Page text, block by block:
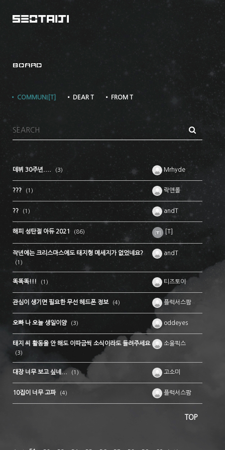
BOARD
• COMMUNI[T] • DEAR T • FROM T
데뷔 30주년.... (3) Mrhyde
??? (1) 락앤롤
?? (1) andT
해피 성탄절 아듀 2021 (86) [T]
작년에는 크리스마스에도 태지형 메세지가 없었네요?
(1)
andT
똑똑똑!!! (1) 티즈토이
관심이 생기면 필요한 무선 헤드폰 정보 (4) 플럭서스팜
오빠 나 오늘 생일이얌 (3) oddeyes
태지 씨 활동을 안 해도 이따금씩 소식이라도 들려주세요
(3)
소울픽스
대장 너무 보고 싶네... (1) 고소미
10집이 너무 고파 (4) 플럭서스팜
TOP